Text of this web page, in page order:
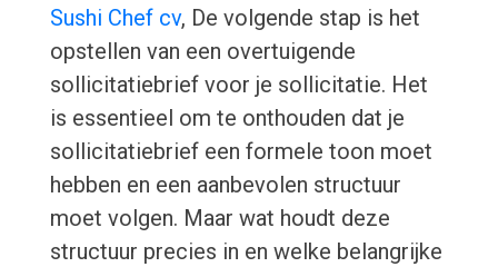
Sushi Chef cv, De volgende stap is het
opstellen van een overtuigende
sollicitatiebrief voor je sollicitatie. Het
is essentieel om te onthouden dat je
sollicitatiebrief een formele toon moet
hebben en een aanbevolen structuur
moet volgen. Maar wat houdt deze
structuur precies in en welke belangrijke